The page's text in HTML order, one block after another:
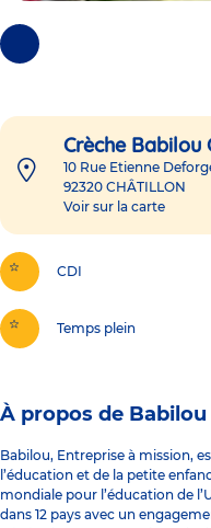
Photos
précédentes
Crèche
10 Rue Etienne
92320 CHÂTILLON
Voir sur la carte
CDI
Temps plein
À propos de Babilou
Babilou, Entreprise à mission,
l’éducation et de la petite
mondiale pour l’éducation de
dans 12 pays avec un